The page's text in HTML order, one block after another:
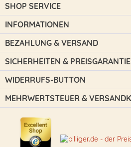
SHOP SERVICE
INFORMATIONEN
BEZAHLUNG & VERSAND
SICHERHEITEN & PREISGARANTIE
WIDERRUFS-BUTTON
MEHRWERTSTEUER &